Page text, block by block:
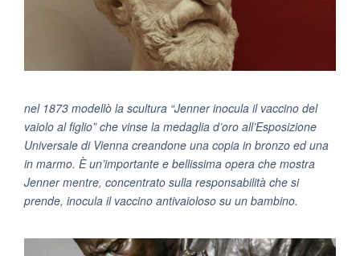
nel 1873 modellò la scultura “Jenner inocula il vaccino del
vaiolo al figlio” che vinse la medaglia d’oro all’Esposizione
Universale di Vienna creandone una copia in bronzo ed una
in marmo. È un’importante e bellissima opera che mostra
Jenner mentre, concentrato sulla responsabilità che si
prende, inocula il vaccino antivaioloso su un bambino.